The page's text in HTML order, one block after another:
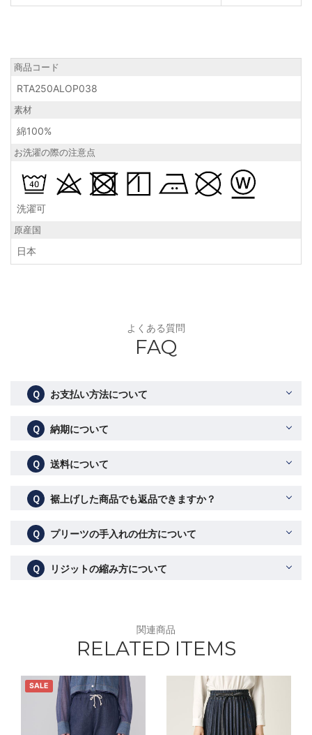
商品コード
RTA250ALOP038
素材
綿100%
お洗濯の際の注意点
洗濯可
原産国
日本
よくある質問
FAQ
Ｑ お支払い方法について
Ｑ 納期について
Ｑ 送料について
Ｑ 裾上げした商品でも返品できますか？
Ｑ プリーツの手入れの仕方について
Ｑ リジットの縮み方について
関連商品
RELATED ITEMS
SALE